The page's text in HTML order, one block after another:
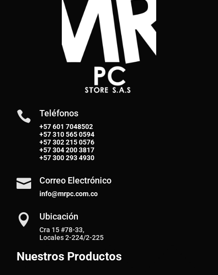
 Teléfonos
+57 601 7048502
+57310 565 0594
+57302 215 0576
+57304 200 3817
+57300 293 4930
 Correo Electrónico
info@mrpc.com.co
 Ubicación
Cra 15 #78-33,
Locales 2-224/2-225
Nuestros Productos